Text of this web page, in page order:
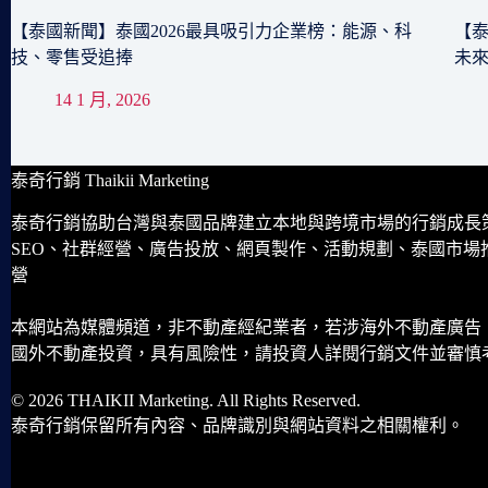
【泰國新聞】泰國2026最具吸引力企業榜：能源、科
技、零售受追捧
14 1 月, 2026
【
未
泰奇行銷 Thaikii Marketing
泰奇行銷協助台灣與泰國品牌建立本地與跨境市場的行銷成長
SEO、社群經營、廣告投放、網頁製作、活動規劃、泰國市
營
本網站為媒體頻道，非不動產經紀業者，若涉海外不動產廣告
國外不動產投資，具有風險性，請投資人詳閱行銷文件並審慎
© 2026 THAIKII Marketing. All Rights Reserved.
泰奇行銷保留所有內容、品牌識別與網站資料之相關權利。